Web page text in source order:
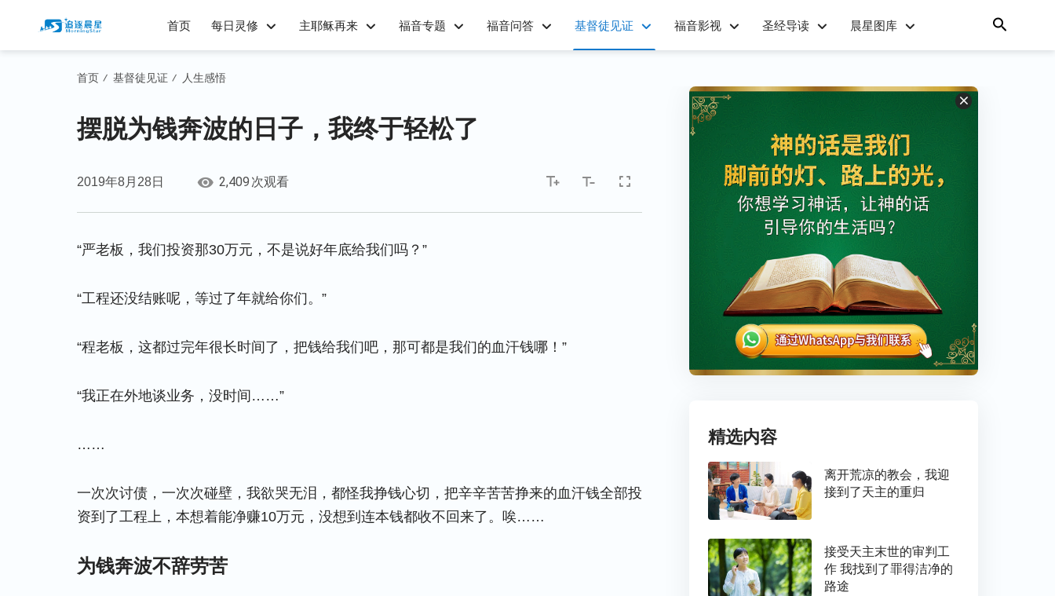
首页 每日灵修 主耶稣再来 福音专题 福音问答 基督徒见证 福音影视 圣经导读 晨星图库
首页 / 基督徒见证 / 人生感悟
摆脱为钱奔波的日子，我终于轻松了
2019年8月28日 2,409 次观看
“严老板，我们投资那30万元，不是说好年底给我们吗？”
“工程还没结账呢，等过了年就给你们。”
“程老板，这都过完年很长时间了，把钱给我们吧，那可都是我们的血汗钱哪！”
“我正在外地谈业务，没时间……”
……
一次次讨债，一次次碰壁，我欲哭无泪，都怪我挣钱心切，把辛辛苦苦挣来的血汗钱全部投
资到了工程上，本想着能净赚10万元，没想到连本钱都收不回来了。唉……
为钱奔波不辞劳苦
精选内容
离开荒凉的教会，我迎
接到了天主的重归
接受天主末世的审判工
作 我找到了罪得洁净的
路途